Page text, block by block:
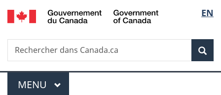
Passer
au
principal
Passer
à
Au
du
Passer
à
version
simplifiée
de
la
EN
Recherche
Rechercher
dans
Menu
MENU PRINCIPAL